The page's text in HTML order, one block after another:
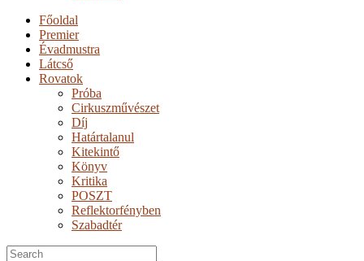
Főoldal
Premier
Évadmustra
Látcső
Rovatok
Próba
Cirkuszművészet
Díj
Határtalanul
Kitekintő
Könyv
Kritika
POSZT
Reflektorfényben
Szabadtér